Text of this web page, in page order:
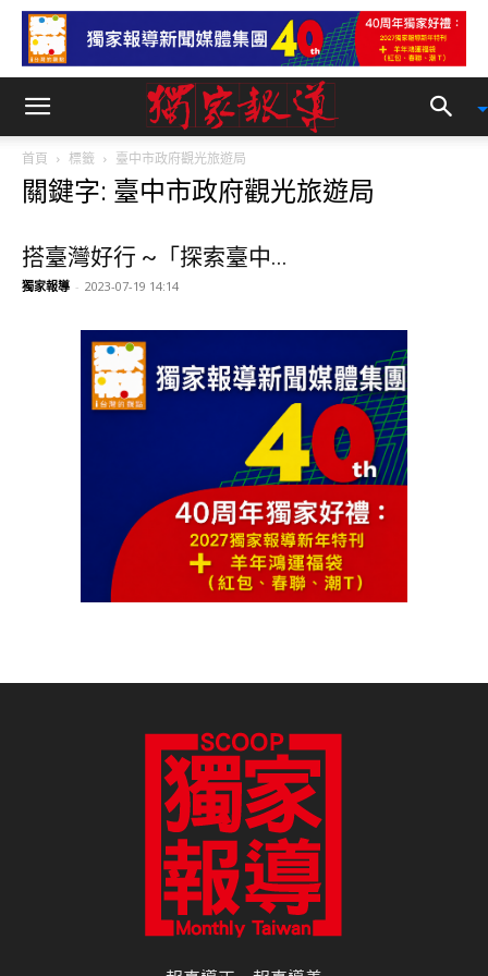
首頁 標籤 臺中市政府觀光旅遊局
關鍵字: 臺中市政府觀光旅遊局
搭臺灣好行 ~「探索臺中...
獨家報導 - 2023-07-19 14:14